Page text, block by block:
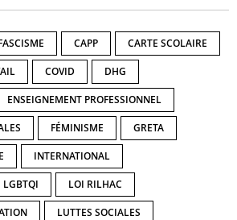
CAPP CARTE SCOLAIRE
COVID DHG
ENSEIGNEMENT PROFESSIONNEL
FÉMINISME GRETA
INTERNATIONAL
LGBTQI LOI RILHAC
LUTTES SOCIALES